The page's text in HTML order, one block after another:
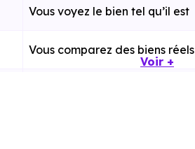
Vous voyez le bien tel qu’il est
Vous comparez des biens réels
Voir +